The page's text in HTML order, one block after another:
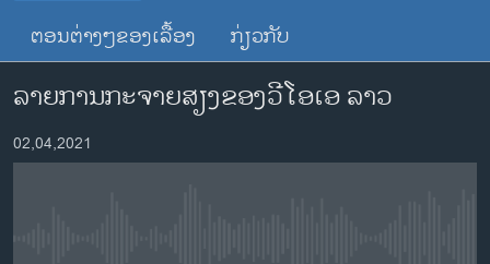
ໄປ
ຊອກ
ຄົ້ນ
ອາເມຣິກາ
ການເລືອກຕັ້ງ ປະທານາທີບໍດີ ສະຫະລັດ 2024
ຂ່າວ​ຈີນ
ໂລກ
ຈອງພັອດແຄັສ
ຕອນຕ່າງໆຂອງເລື້ອງ ກ່ຽວກັບ
ລາຍການກະຈາຍສຽງຂອງວີໂອເອ ລາວ
02,04,2021